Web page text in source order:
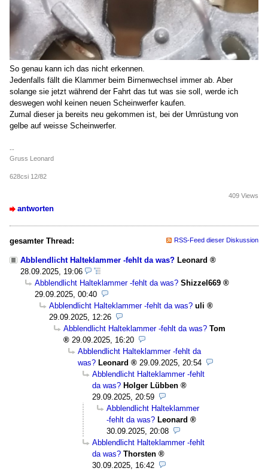
So genau kann ich das nicht erkennen.
Jedenfalls fällt die Klammer beim Birnenwechsel immer ab. Aber
solange sie jetzt während der Fahrt das tut was sie soll, werde ich
deswegen wohl keinen neuen Scheinwerfer kaufen.
Zumal dieser ja bereits neu gekommen ist, bei der Umrüstung von
gelbe auf weisse Scheinwerfer.
--
Gruss Leonard
628csi 12/82
antworten
409 Views
gesamter Thread: RSS-Feed dieser Diskussion
Abblendlicht Halteklammer -fehlt da was? Leonard
28.09.2025, 19:06
Abblendlicht Halteklammer -fehlt da was? Shizzel669
29.09.2025, 00:40
Abblendlicht Halteklammer -fehlt da was? uli
29.09.2025, 12:26
Abblendlicht Halteklammer -fehlt da was? Tom
29.09.2025, 16:20
Abblendlicht Halteklammer -fehlt da
was? Leonard
29.09.2025, 20:54
Abblendlicht Halteklammer -fehlt
da was? Holger Lübben
29.09.2025, 20:59
Abblendlicht Halteklammer
-fehlt da was? Leonard
30.09.2025, 20:08
Abblendlicht Halteklammer -fehlt
da was? Thorsten
30.09.2025, 16:42